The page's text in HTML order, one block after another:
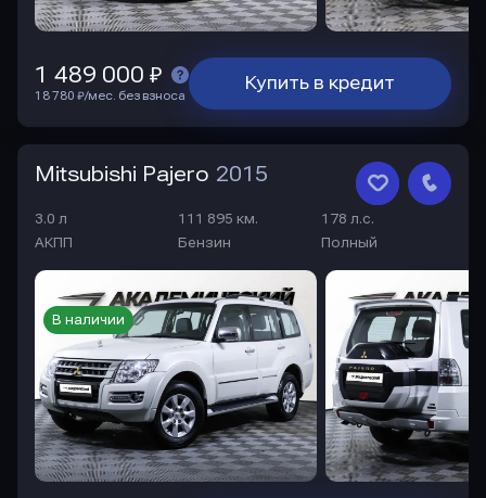
Купить в кредит
1 489 000 ₽
18 780 ₽/мес. без взноса
Mitsubishi Pajero 2015
3.0 л 111 895 км.
178 л.с.
АКПП
Бензин Полный
В наличии